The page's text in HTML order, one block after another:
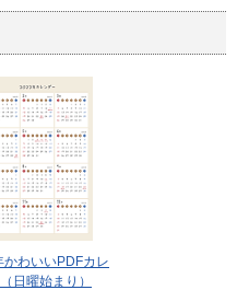
かわいいPDFカレ
日曜始まり）